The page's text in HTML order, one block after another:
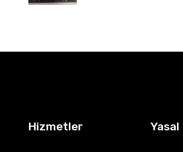
Hizmetler Yasal